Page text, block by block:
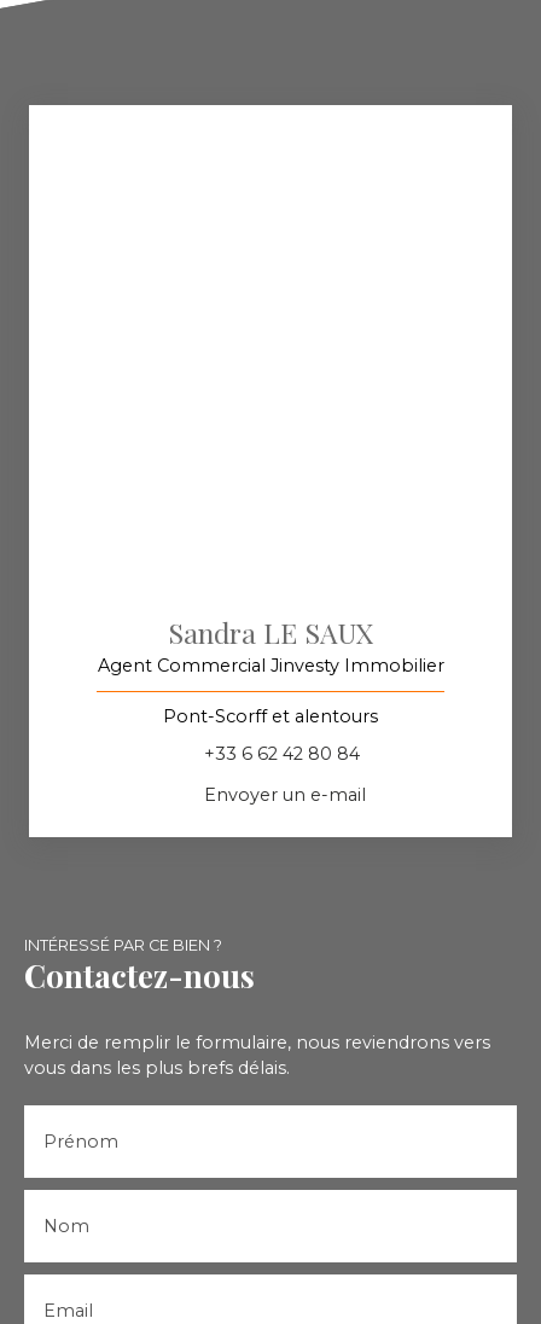
Sandra LE SAUX
Agent Commercial Jinvesty Immobilier
Pont-Scorff et alentours
+33 6 62 42 80 84
Envoyer un e-mail
INTÉRESSÉ PAR CE BIEN ?
Contactez-nous
Merci de remplir le formulaire, nous reviendrons vers
vous dans les plus brefs délais.
Prénom
Nom
Email